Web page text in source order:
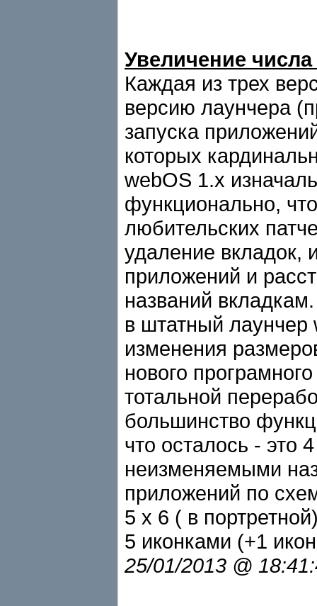
Увеличение
Каждая из трех
версию лаунчера
запуска
которых
webOS 1.x
функционально,
любительских
удаление вкладок,
приложений и
названий
в штатный лаунчер
изменения
нового
тотальной
большинство
что осталось - это
неизменяемыми
приложений по
5 x 6 ( в
5 иконками (+1
25/01/2013 @